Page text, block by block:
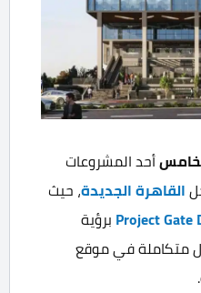
أحد المشروعات
القاهرة الجديدة، حيث
Project Gate برؤية
متكاملة في موقع